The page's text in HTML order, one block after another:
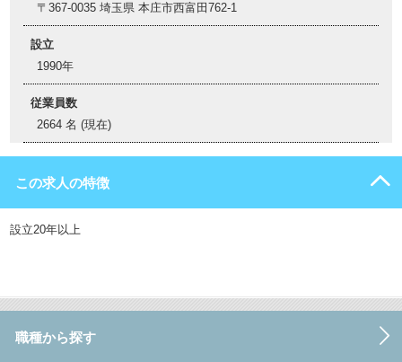
〒367-0035 埼玉県 本庄市西富田762-1
設立
1990年
従業員数
2664 名 (現在)
この求人の特徴
設立20年以上
職種から探す